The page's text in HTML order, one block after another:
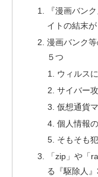
『漫画バン
イトの結末が
漫画バンク
５つ
ウィルス
サイバー
仮想通貨
個人情報
そもそも
「zip」や「
る『駆除人